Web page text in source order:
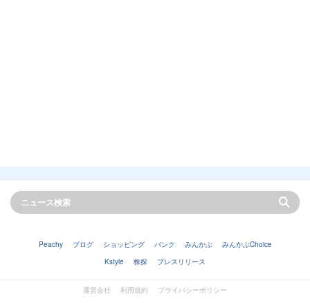
Peachy ブログ ショッピング バンク みんかぶ
みんかぶChoice
Kstyle
株探 プレスリリース
運営会社 利用規約
プライバシーポリシー